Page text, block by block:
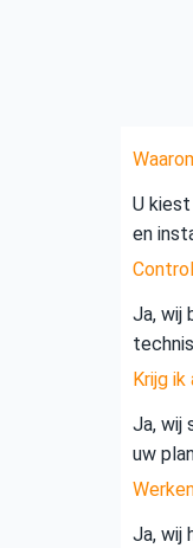
U
en
Ja, wij
Krijg ik
Ja, wij
uw
Ja, wij